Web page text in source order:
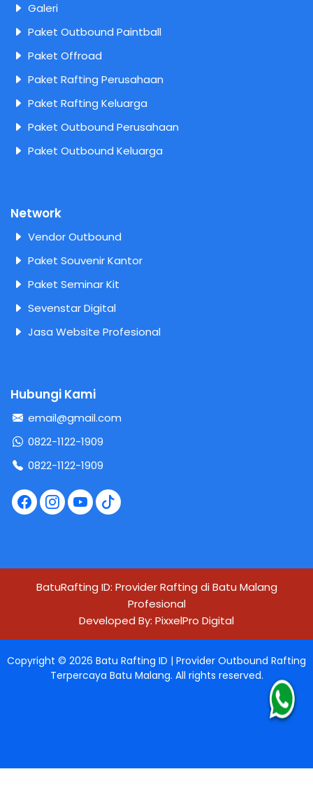
Galeri
Paket Outbound Paintball
Paket Offroad
Paket Rafting Perusahaan
Paket Rafting Keluarga
Paket Outbound Perusahaan
Paket Outbound Keluarga
Network
Vendor Outbound
Paket Souvenir Kantor
Paket Seminar Kit
Sevenstar Digital
Jasa Website Profesional
Hubungi Kami
email@gmail.com
0822-1122-1909
0822-1122-1909
BatuRafting ID: Provider Rafting di Batu Malang
Profesional
Developed By: PixxelPro Digital
Copyright © 2026 Batu Rafting ID | Provider Outbound Rafting
Terpercaya Batu Malang. All rights reserved.